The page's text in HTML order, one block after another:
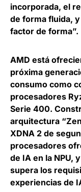
incorporada, el
de forma fluida,
factor de forma”.
AMD está
próxima
consumo como
procesadores
Serie 400.
arquitectura
XDNA 2 de
procesadores
de IA en la NPU,
supera los
experiencias de